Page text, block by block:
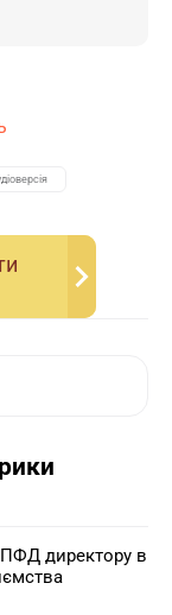
директору в